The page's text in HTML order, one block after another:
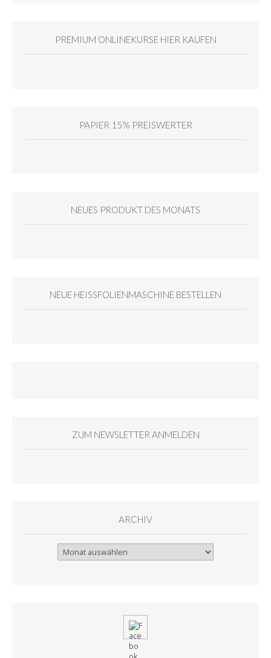
PREMIUM ONLINEKURSE HIER KAUFEN
PAPIER 15% PREISWERTER
NEUES PRODUKT DES MONATS
NEUE HEISSFOLIENMASCHINE BESTELLEN
ZUM NEWSLETTER ANMELDEN
ARCHIV
Archiv